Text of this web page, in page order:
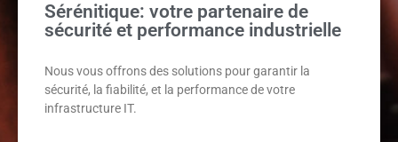
Sérénitique: votre partenaire de
sécurité et performance industrielle
Nous vous offrons des solutions pour garantir la
sécurité, la fiabilité, et la performance de votre
infrastructure IT.